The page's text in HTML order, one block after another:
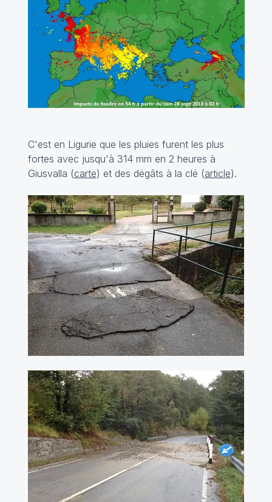
C'est en Ligurie que les pluies furent les plus
fortes avec jusqu'à 314 mm en 2 heures à
Giusvalla (carte) et des dégâts à la clé (article).